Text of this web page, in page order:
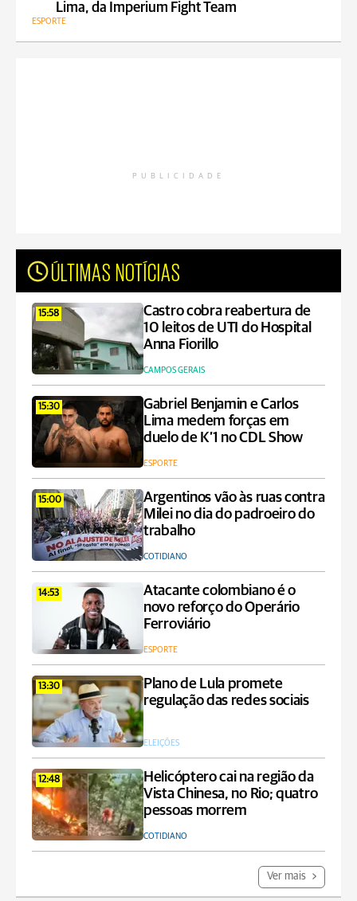
Lima, da Imperium Fight Team
ESPORTE
PUBLICIDADE
ÚLTIMAS NOTÍCIAS
15:58
Castro cobra reabertura de
10 leitos de UTI do Hospital
Anna Fiorillo
CAMPOS GERAIS
15:30
Gabriel Benjamin e Carlos
Lima medem forças em
duelo de K’1 no CDL Show
ESPORTE
15:00
Argentinos vão às ruas contra
Milei no dia do padroeiro do
trabalho
COTIDIANO
14:53
Atacante colombiano é o
novo reforço do Operário
Ferroviário
ESPORTE
13:30
Plano de Lula promete
regulação das redes sociais
ELEIÇÕES
12:48
Helicóptero cai na região da
Vista Chinesa, no Rio; quatro
pessoas morrem
COTIDIANO
Ver mais